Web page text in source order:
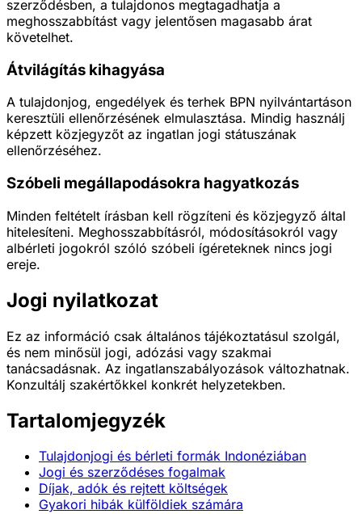
szerződésben, a tulajdonos megtagadhatja a
meghosszabbítást vagy jelentősen magasabb árat
követelhet.
Átvilágítás kihagyása
A tulajdonjog, engedélyek és terhek BPN nyilvántartáson
keresztüli ellenőrzésének elmulasztása. Mindig használj
képzett közjegyzőt az ingatlan jogi státuszának
ellenőrzéséhez.
Szóbeli megállapodásokra hagyatkozás
Minden feltételt írásban kell rögzíteni és közjegyző által
hitelesíteni. Meghosszabbításról, módosításokról vagy
albérleti jogokról szóló szóbeli ígéreteknek nincs jogi
ereje.
Jogi nyilatkozat
Ez az információ csak általános tájékoztatásul szolgál,
és nem minősül jogi, adózási vagy szakmai
tanácsadásnak. Az ingatlanszabályozások változhatnak.
Konzultálj szakértőkkel konkrét helyzetekben.
Tartalomjegyzék
Tulajdonjogi és bérleti formák Indonéziában
Jogi és szerződéses fogalmak
Díjak, adók és rejtett költségek
Gyakori hibák külföldiek számára